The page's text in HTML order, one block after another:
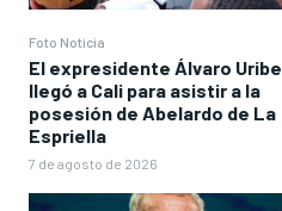
Foto Noticia
El expresidente Álvaro Uribe
llegó a Cali para asistir a la
posesión de Abelardo de La
Espriella
7 de agosto de 2026